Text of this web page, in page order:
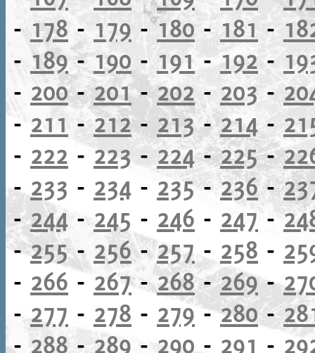
-178 -179 -180 - 181 -
- 189-190 - 191-192 -
- 200-201-202 - 203-
- 211 -212- 213-214-
- 222 -223 -224-225-
- 233 - 234 - 235-236-
-244-245 - 246 - 247-
-255- 256-257- 258 -
- 266 - 267-268-269-
-277 - 278 - 279-280-
- 288 -289 - 290 - 291 -